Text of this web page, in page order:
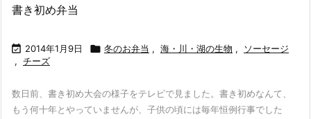
書き初め弁当
 2014年1月9日  冬のお弁当 , 海・川・湖の生物 ,
ソーセージ
, チーズ
数日前、書き初め大会の様子をテレビで見ました。書き初めなんて、
もう何十年とやっていませんが、子供の頃には毎年恒例行事でした